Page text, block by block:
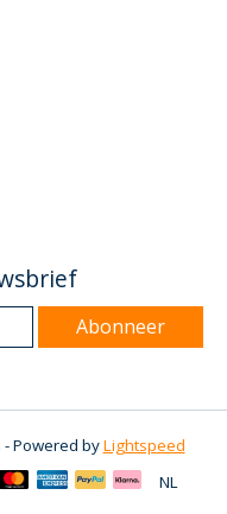
Abonneer
Powered byLightspeed
NL